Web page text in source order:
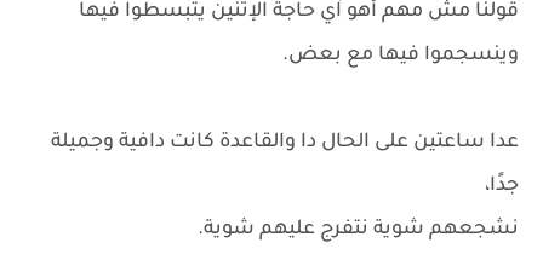
قولنا مش مهم أهو آي حاجة الإتنين يتبسطوا فيها
وينسجموا فيها مع بعض.
عدا ساعتين على الحال دا والقاعدة كانت دافية وجميلة
جدًا،
نشجعهم شوية نتفرج عليهم شوية.